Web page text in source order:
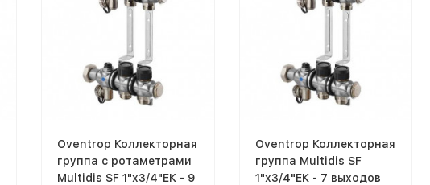
Oventrop Коллекторная
группа с ротаметрами
Multidis SF 1"x3/4"ЕК - 9
Oventrop Коллекторная
группа Multidis SF
1"x3/4"ЕК - 7 выходов